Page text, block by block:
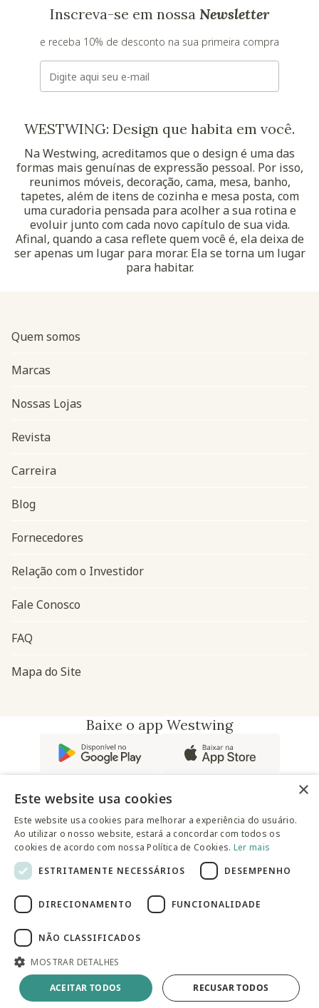
Produto Esgotado
Inscreva-se em nossa Newsletter
e receba 10% de desconto na sua primeira compra
E-mail
WESTWING: Design que habita em você.
Na Westwing, acreditamos que o design é uma das
formas mais genuínas de expressão pessoal. Por isso,
reunimos móveis, decoração, cama, mesa, banho,
tapetes, além de itens de cozinha e mesa posta, com
uma curadoria pensada para acolher a sua rotina e
evoluir junto com cada novo capítulo de sua vida.
Afinal, quando a casa reflete quem você é, ela deixa de
ser apenas um lugar para morar. Ela se torna um lugar
para habitar.
Navegação do rodapé
Quem somos
Marcas
Nossas Lojas
Revista
Carreira
Blog
Fornecedores
Relação com o Investidor
Fale Conosco
FAQ
Mapa do Site
Baixe o app Westwing
@westwingbr
Somos uma empresa certificada
© 2025 Westwing Comércio Varejista S.A WESTWING
Av. Queiroz Filho, 1700 - Torre A 5° andar - Vila Hamburguesa -
São Paulo
×
Este website usa cookies
Este website usa cookies para melhorar a experiência do usuário.
Ao utilizar o nosso website, estará a concordar com todos os
cookies de acordo com nossa Política de Cookies. Ler mais
ESTRITAMENTE NECESSÁRIOS
DESEMPENHO
DIRECIONAMENTO FUNCIONALIDADE
NÃO CLASSIFICADOS
MOSTRAR DETALHES
ACEITAR TODOS RECUSAR TODOS